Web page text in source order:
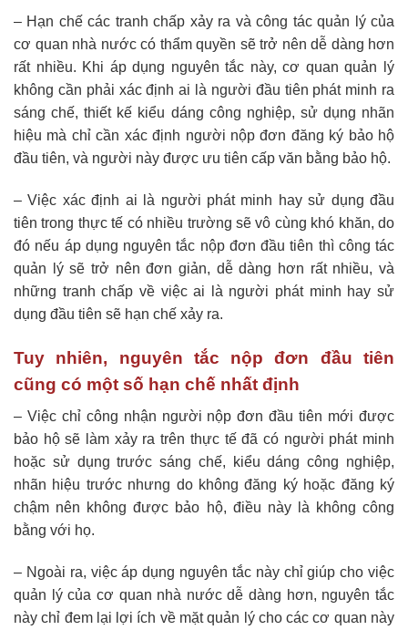
– Hạn chế các tranh chấp xảy ra và công tác quản lý của
cơ quan nhà nước có thẩm quyền sẽ trở nên dễ dàng hơn
rất nhiều. Khi áp dụng nguyên tắc này, cơ quan quản lý
không cần phải xác định ai là người đầu tiên phát minh ra
sáng chế, thiết kế kiểu dáng công nghiệp, sử dụng nhãn
hiệu mà chỉ cần xác định người nộp đơn đăng ký bảo hộ
đầu tiên, và người này được ưu tiên cấp văn bằng bảo hộ.
– Việc xác định ai là người phát minh hay sử dụng đầu
tiên trong thực tế có nhiều trường sẽ vô cùng khó khăn, do
đó nếu áp dụng nguyên tắc nộp đơn đầu tiên thì công tác
quản lý sẽ trở nên đơn giản, dễ dàng hơn rất nhiều, và
những tranh chấp về việc ai là người phát minh hay sử
dụng đầu tiên sẽ hạn chế xảy ra.
Tuy nhiên, nguyên tắc nộp đơn đầu tiên
cũng có một số hạn chế nhất định
– Việc chỉ công nhận người nộp đơn đầu tiên mới được
bảo hộ sẽ làm xảy ra trên thực tế đã có người phát minh
hoặc sử dụng trước sáng chế, kiểu dáng công nghiệp,
nhãn hiệu trước nhưng do không đăng ký hoặc đăng ký
chậm nên không được bảo hộ, điều này là không công
bằng với họ.
– Ngoài ra, việc áp dụng nguyên tắc này chỉ giúp cho việc
quản lý của cơ quan nhà nước dễ dàng hơn, nguyên tắc
này chỉ đem lại lợi ích về mặt quản lý cho các cơ quan này